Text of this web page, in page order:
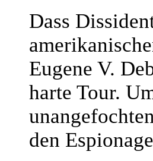
Dass
Eugene V.
harte Tour.
den